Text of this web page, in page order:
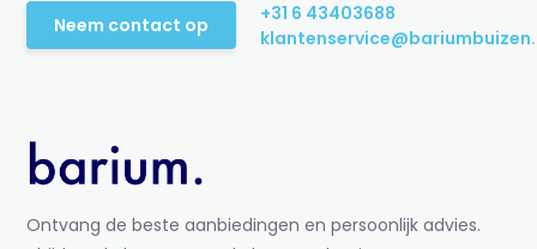
Neem contact op
+31 6 43403688
Ontvang de beste aanbiedingen en persoonlijk advies.